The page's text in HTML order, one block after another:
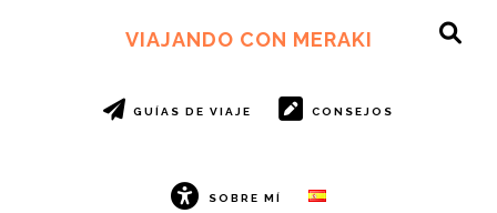
VIAJANDO CON MERAKI
GUÍAS DE VIAJE CONSEJOS
SOBRE MÍ